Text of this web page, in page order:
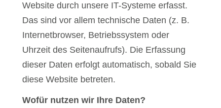
Website durch unsere IT-Systeme erfasst.
Das sind vor allem technische Daten (z. B.
Internetbrowser, Betriebssystem oder
Uhrzeit des Seitenaufrufs). Die Erfassung
dieser Daten erfolgt automatisch, sobald Sie
diese Website betreten.
Wofür nutzen wir Ihre Daten?